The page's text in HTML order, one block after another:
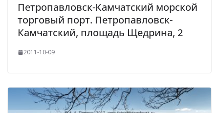
Петропавловск-Камчатский морской
торговый порт. Петропавловск-
Камчатский, площадь Щедрина, 2
2011-10-09